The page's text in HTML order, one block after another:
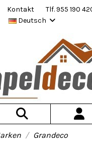
Kontakt
Tlf. 955 190
Deutsch
Grandeco